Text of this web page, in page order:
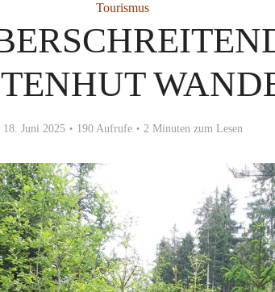
Tourismus
18. Juni 2025 190 Aufrufe 2 Minuten zum Lesen